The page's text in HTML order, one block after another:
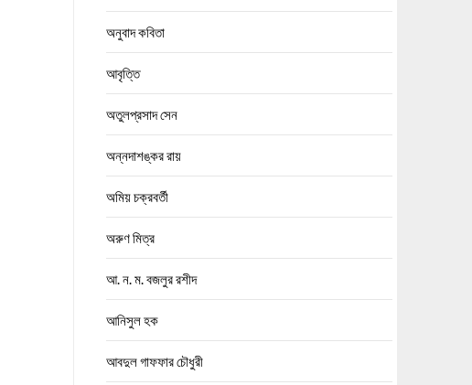
অনুবাদ কবিতা
আবৃত্তি
অতুলপ্রসাদ সেন
অন্নদাশঙ্কর রায়
অমিয় চক্রবর্তী
অরুণ মিত্র
আ. ন. ম. বজলুর রশীদ
আনিসুল হক
আবদুল গাফফার চৌধুরী